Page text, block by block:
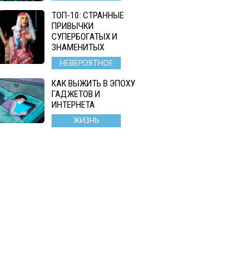
ТОП-10: СТРАННЫЕ
ПРИВЫЧКИ
СУПЕРБОГАТЫХ И
ЗНАМЕНИТЫХ
НЕВЕРОЯТНОЕ
КАК ВЫЖИТЬ В ЭПОХУ
ГАДЖЕТОВ И
ИНТЕРНЕТА
ЖИЗНЬ